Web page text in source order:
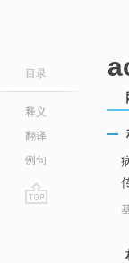
目录
释义
翻译
例句